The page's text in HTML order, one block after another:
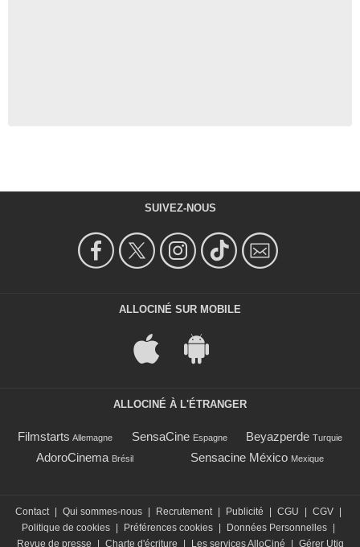
SUIVEZ-NOUS
ALLOCINÉ SUR MOBILE
ALLOCINÉ À L'ÉTRANGER
Filmstarts Allemagne SensaCine Espagne Beyazperde Turquie
AdoroCinema Brésil Sensacine México Mexique
Contact Qui sommes-nous Recrutement Publicité CGU CGV
Politique de cookies
Préférences cookies Données Personnelles
Revue de presse
Charte d'écriture Les services AlloCiné Gérer Utiq